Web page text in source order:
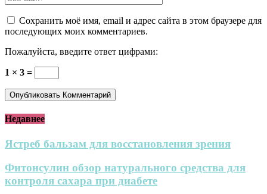
Сохранить моё имя, email и адрес сайта в этом браузере для
последующих моих комментариев.
Пожалуйста, введите ответ цифрами:
1 × 3 =
Недавнее
Ястреб бальзам для восстановления зрения
Фитонсулин обзор натурального средства для
контроля сахара при диабете